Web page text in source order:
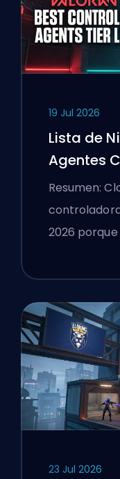
19 Jul 2026
Lista de
Agentes
Resumen:
controladora
2026 porque
23 Jul 2026